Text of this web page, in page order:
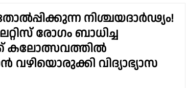
നിശ്ചയദാർഢ്യം!
രോഗം ബാധിച്ച
കലോത്സവത്തിൽ
വഴിയൊരുക്കി വിദ്യാഭ്യാസ